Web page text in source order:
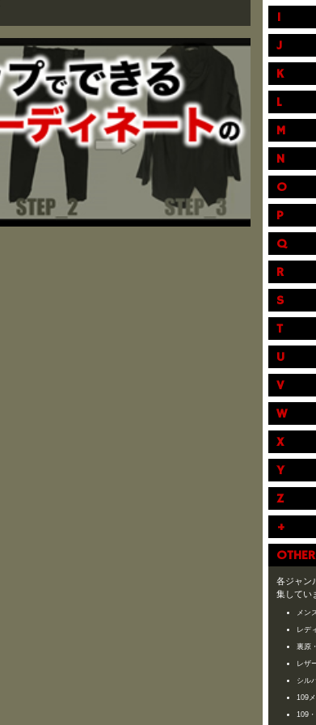
I
J
K
L
M
N
O
P
Q
R
S
T
U
V
W
X
Y
Z
+
OTHER
各ジャン
集してい
メン
レデ
裏原
レザ
シル
109
109